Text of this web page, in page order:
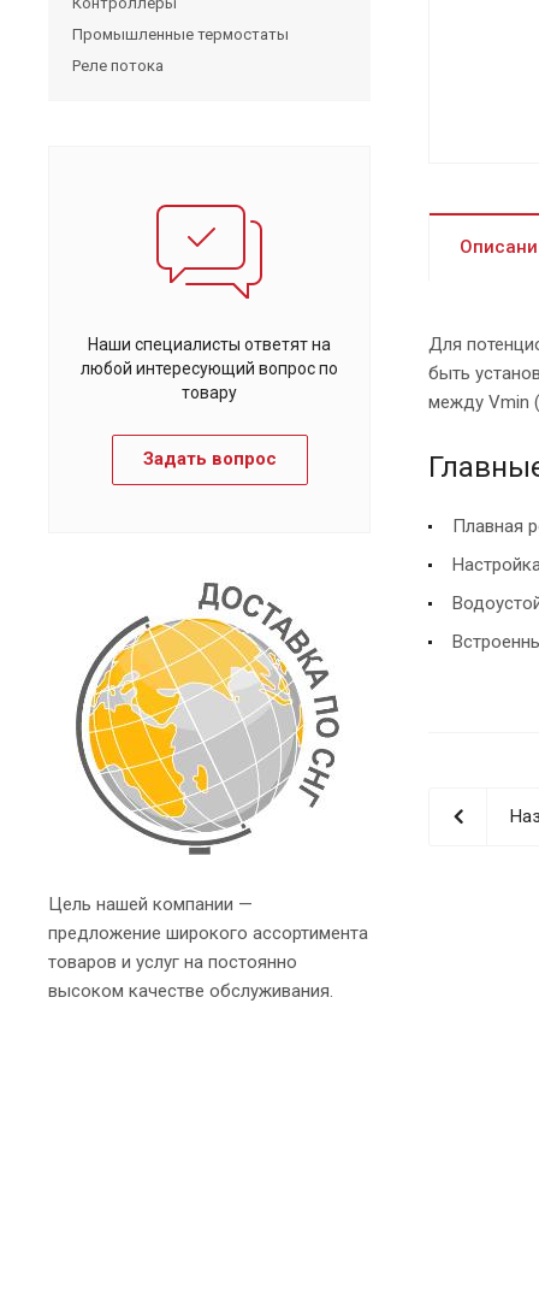
Для
быть
между Vmin
Плавная
Промышленные термостаты
Реле потока
Наши специалисты ответят на
любой интересующий вопрос по
товару
Задать вопрос
Цель нашей компании —
предложение широкого ассортимента
товаров и услуг на постоянно
высоком качестве обслуживания.